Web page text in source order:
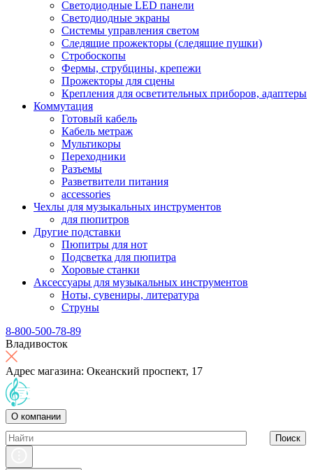
Светодиодные LED панели
Светодиодные экраны
Системы управления светом
Следящие прожекторы (следящие пушки)
Стробоскопы
Фермы, струбцины, крепежи
Прожекторы для сцены
Крепления для осветительных приборов, адаптеры
Коммутация
Готовый кабель
Кабель метраж
Мультикоры
Переходники
Разъемы
Разветвители питания
accessories
Чехлы для музыкальных инструментов
для пюпитров
Другие подставки
Пюпитры для нот
Подсветка для пюпитра
Хоровые станки
Аксессуары для музыкальных инструментов
Ноты, сувениры, литература
Струны
8-800-500-78-89
Владивосток
Адрес магазина: Океанский проспект, 17
О компании
Поиск